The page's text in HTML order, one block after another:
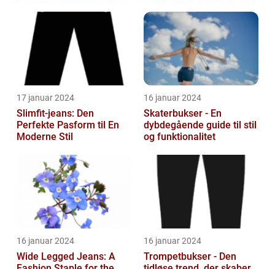
som ønsk...
17 januar 2024
Slimfit-jeans: Den
Perfekte Pasform til En
Moderne Stil
16 januar 2024
Skaterbukser - En
dybdegående guide til stil
og funktionalitet
16 januar 2024
Wide Legged Jeans: A
16 januar 2024
Trompetbukser - Den